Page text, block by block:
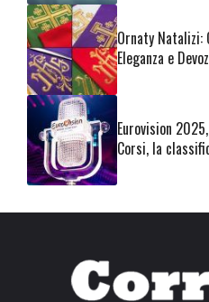
Ornaty Natalizi:
Eleganza e
Eurovision
Corsi, la